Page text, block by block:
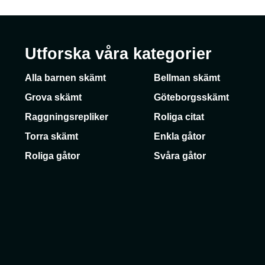
Utforska våra kategorier
Alla barnen skämt Bellman skämt
Grova skämt
Göteborgsskämt
Raggningsrepliker
Roliga citat
Torra skämt
Enkla gåtor
Roliga gåtor
Svåra gåtor